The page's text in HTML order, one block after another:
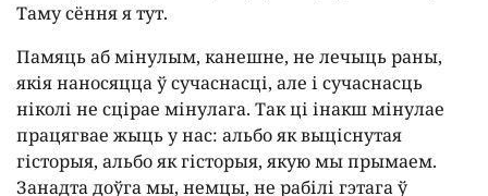
Таму сёння я тут.
Памяць аб мінулым, канешне, не лечыць раны,
якія наносяцца ў сучаснасці, але і сучаснасць
ніколі не сцірае мінулага. Так ці інакш мінулае
працягвае жыць у нас: альбо як выціснутая
гісторыя, альбо як гісторыя, якую мы прымаем.
Занадта доўга мы, немцы, не рабілі гэтага ў